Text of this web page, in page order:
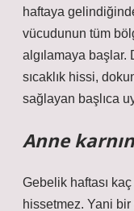
haftaya
vücudunun tüm
algılamaya başlar.
sıcaklık hissi,
sağlayan başlıca
Anne
Gebelik haftası
hissetmez. Yani